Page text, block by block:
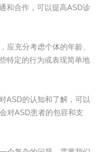
和合作，可以提高ASD诊
充分考虑个体的年龄、
特定的行为或表现简单地
的认知和了解，可以
对ASD患者的包容和支